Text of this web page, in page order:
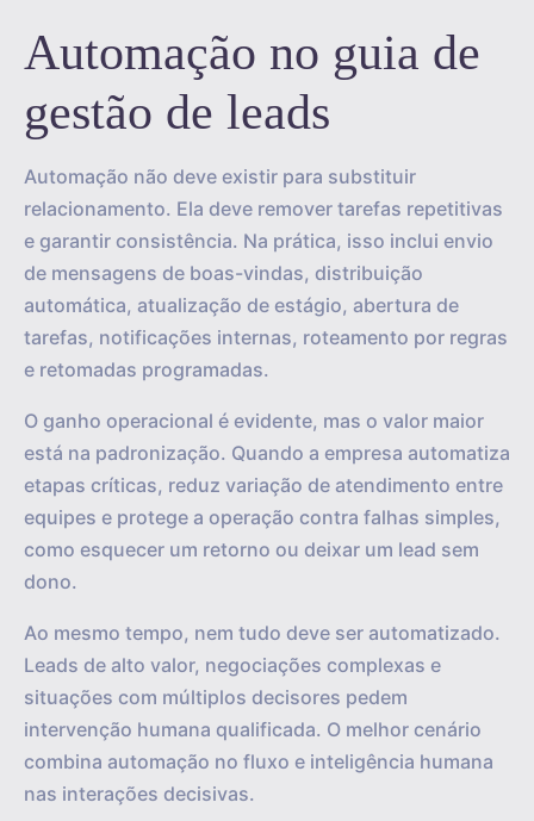
Automação no guia de
gestão de leads
Automação não deve existir para substituir
relacionamento. Ela deve remover tarefas repetitivas
e garantir consistência. Na prática, isso inclui envio
de mensagens de boas-vindas, distribuição
automática, atualização de estágio, abertura de
tarefas, notificações internas, roteamento por regras
e retomadas programadas.
O ganho operacional é evidente, mas o valor maior
está na padronização. Quando a empresa automatiza
etapas críticas, reduz variação de atendimento entre
equipes e protege a operação contra falhas simples,
como esquecer um retorno ou deixar um lead sem
dono.
Ao mesmo tempo, nem tudo deve ser automatizado.
Leads de alto valor, negociações complexas e
situações com múltiplos decisores pedem
intervenção humana qualificada. O melhor cenário
combina automação no fluxo e inteligência humana
nas interações decisivas.